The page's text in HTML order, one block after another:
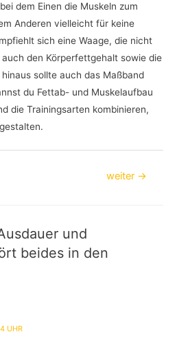
dem Einen die Muskeln zum
Anderen vielleicht für keine
sich eine Waage, die nicht
den Körperfettgehalt sowie die
sollte auch das Maßband
du Fettab- und Muskelaufbau
die Trainingsarten kombinieren,
weiter →
und
beides in den
UHR